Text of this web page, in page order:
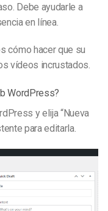
Debe ayudarle a
en línea.
cómo hacer que su
vídeos incrustados.
WordPress?
y elija “Nueva
para editarla.